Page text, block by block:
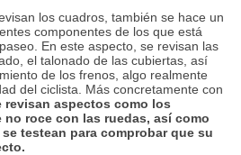
los cuadros, también se hace un
componentes de los que está
En este aspecto, se revisan las
el talonado de las cubiertas, así
de los frenos, algo realmente
del ciclista. Más concretamente con
revisan aspectos como los
roce con las ruedas, así como
testean para comprobar que su